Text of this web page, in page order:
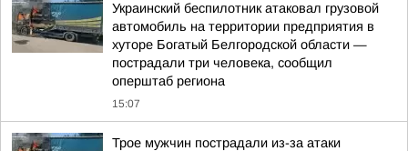
Украинский беспилотник атаковал грузовой
автомобиль на территории предприятия в
хуторе Богатый Белгородской области —
пострадали три человека, сообщил
оперштаб региона
15:07
Трое мужчин пострадали из-за атаки